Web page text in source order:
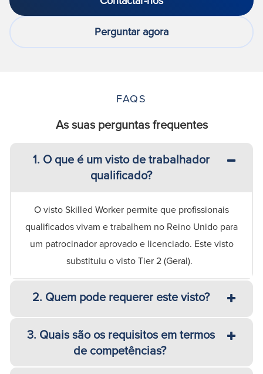
Perguntar agora
FAQS
As suas perguntas frequentes
1. O que é um visto de trabalhador
qualificado?
O visto Skilled Worker permite que profissionais
qualificados vivam e trabalhem no Reino Unido para
um patrocinador aprovado e licenciado. Este visto
substituiu o visto Tier 2 (Geral).
2. Quem pode requerer este visto?
3. Quais são os requisitos em termos
de competências?